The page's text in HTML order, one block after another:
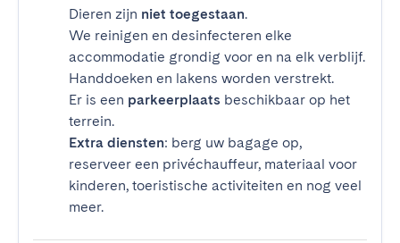
Dieren zijn niet toegestaan.
We reinigen en desinfecteren elke
accommodatie grondig voor en na elk verblijf.
Handdoeken en lakens worden verstrekt.
Er is een parkeerplaats beschikbaar op het
terrein.
Extra diensten: berg uw bagage op,
reserveer een privéchauffeur, materiaal voor
kinderen, toeristische activiteiten en nog veel
meer.